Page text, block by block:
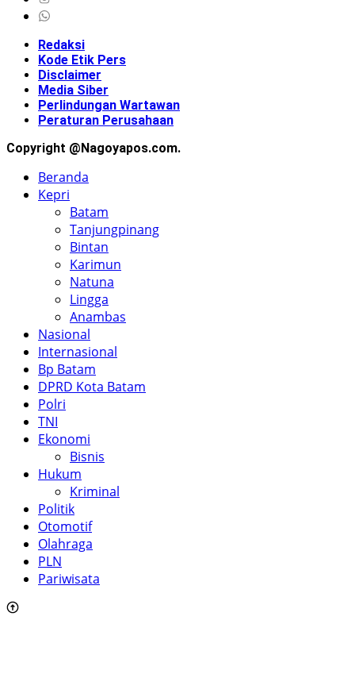
Redaksi
Kode Etik Pers
Disclaimer
Media Siber
Perlindungan Wartawan
Peraturan Perusahaan
Copyright @Nagoyapos.com.
Beranda
Kepri
Batam
Tanjungpinang
Bintan
Karimun
Natuna
Lingga
Anambas
Nasional
Internasional
Bp Batam
DPRD Kota Batam
Polri
TNI
Ekonomi
Bisnis
Hukum
Kriminal
Politik
Otomotif
Olahraga
PLN
Pariwisata